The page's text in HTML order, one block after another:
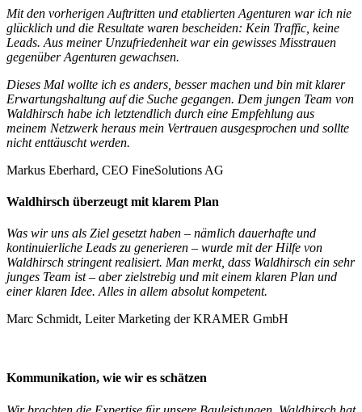
Mit den vorherigen Auftritten und etablierten Agenturen war ich nie
glücklich und die Resultate waren bescheiden: Kein Traffic, keine
Leads. Aus meiner Unzufriedenheit war ein gewisses Misstrauen
gegenüber Agenturen gewachsen.
Dieses Mal wollte ich es anders, besser machen und bin mit klarer
Erwartungshaltung auf die Suche gegangen. Dem jungen Team von
Waldhirsch habe ich letztendlich durch eine Empfehlung aus
meinem Netzwerk heraus mein Vertrauen ausgesprochen und sollte
nicht enttäuscht werden.
Markus Eberhard, CEO FineSolutions AG
Waldhirsch überzeugt mit klarem Plan
Was wir uns als Ziel gesetzt haben – nämlich dauerhafte und
kontinuierliche Leads zu generieren – wurde mit der Hilfe von
Waldhirsch stringent realisiert. Man merkt, dass Waldhirsch ein sehr
junges Team ist – aber zielstrebig und mit einem klaren Plan und
einer klaren Idee. Alles in allem absolut kompetent.
Marc Schmidt, Leiter Marketing der KRAMER GmbH
Kommunikation, wie wir es schätzen